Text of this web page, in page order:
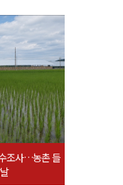
조사…농촌 들